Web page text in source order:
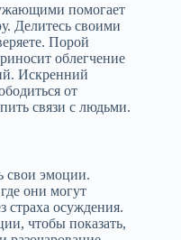
помогает
Делитесь своими
Порой
облегчение
Искренний
от
связи с людьми.
свои эмоции.
они могут
страха осуждения.
чтобы показать,